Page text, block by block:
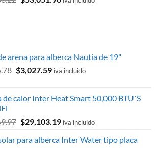
arena para alberca Nautia de 19"
El
era:
$3,027.59El
es:
iva incluido
de calor Inter Heat Smart 50,000 BTU´S
El
original
$29,103.19El
actual
iva incluido
para alberca Inter Water tipo placa